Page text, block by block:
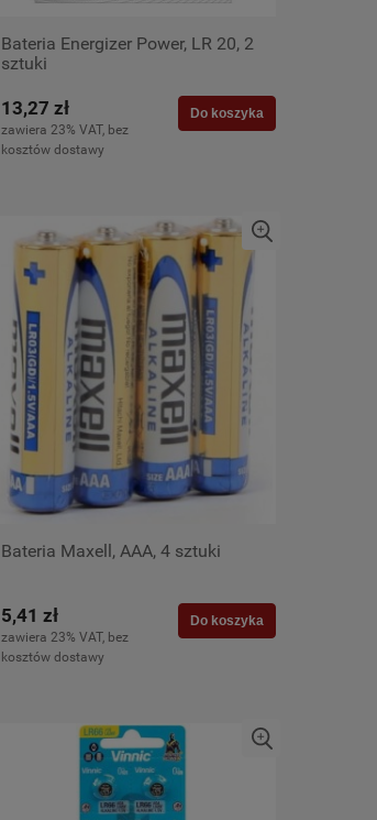
Bateria Energizer Power, LR 20, 2
sztuki
13,27 zł
zawiera 23% VAT, bez
kosztów dostawy
Do koszyka
Bateria Maxell, AAA, 4 sztuki
5,41 zł
zawiera 23% VAT, bez
kosztów dostawy
Do koszyka